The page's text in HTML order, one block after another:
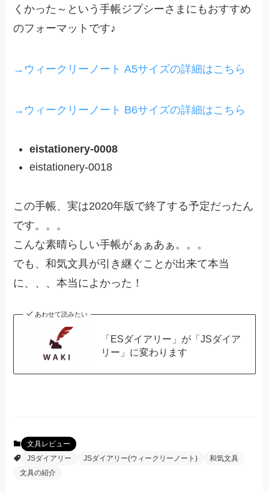
くかった～という手帳ジプシーさまにもおすすめ
のフォーマットです♪
→ウィークリーノート A5サイズの詳細はこちら
→ウィークリーノート B6サイズの詳細はこちら
eistationery-0008
eistationery-0018
この手帳、実は2020年版で終了する予定だったん
です。。。
こんな素晴らしい手帳がぁぁあぁ。。。
でも、和気文具が引き継ぐことが出来て本当
に、、、本当によかった！
あわせて読みたい
「ESダイアリー」が「JSダイア
リー」に変わります
文具レビュー
JSダイアリー
JSダイアリー(ウィークリーノート)
和気文具
文具の紹介